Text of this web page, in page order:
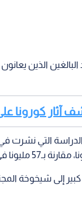
الذين
آثار كورونا
كبير إلى شيخوخة